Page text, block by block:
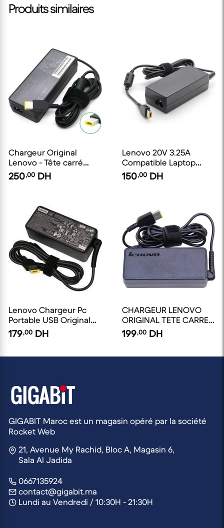
Produits similaires
Chargeur Original
Lenovo - Tête carré
jaune - Occasion - 90W
20v, 4.5A
250,00 DH
Lenovo 20V 3.25A
Compatible Laptop
Charger 65W AC Power
Adapter
150,00 DH
Lenovo Chargeur Pc
Portable USB Original
45W / 20V / 2.25A -
Adaptateur AC -
179,00 DH
CHARGEUR LENOVO
ORIGINAL TETE CARRE
JAUNE 20V /3.25A /65W
199,00 DH
GIGABIT Maroc est un magasin opéré par la société
Rocket Web
21, Avenue My Rachid, Bloc A, Magasin 6,
Sala Al Jadida
0667135924
contact@gigabit.ma
Lundi au Vendredi / 10:30H - 21:30H